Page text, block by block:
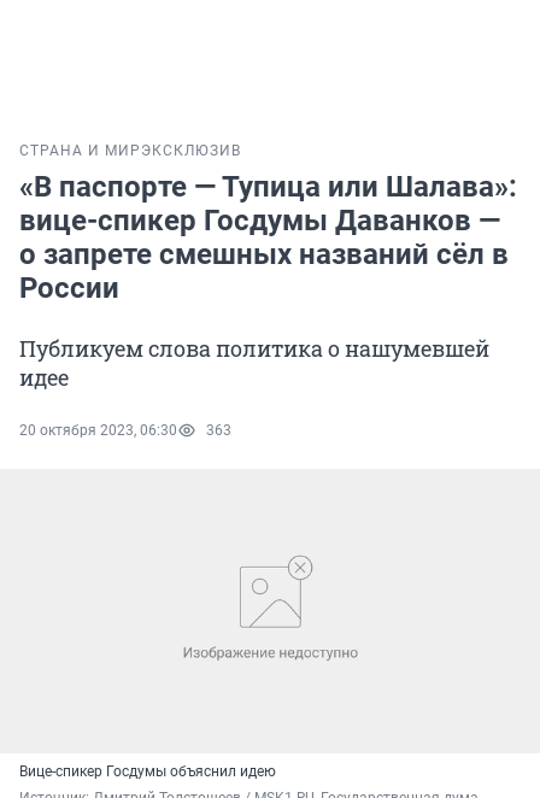
СТРАНА И МИР ЭКСКЛЮЗИВ
«В паспорте — Тупица или Шалава»:
вице-спикер Госдумы Даванков —
о запрете смешных названий сёл в
России
Публикуем слова политика о нашумевшей
идее
20 октября 2023, 06:30 363
Вице-спикер Госдумы объяснил идею